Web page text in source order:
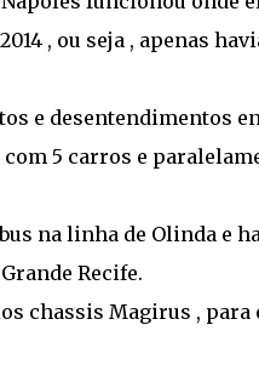
, ou seja , apenas
e desentendimentos
com 5 carros e
na linha de Olinda e
Recife.
chassis Magirus , para